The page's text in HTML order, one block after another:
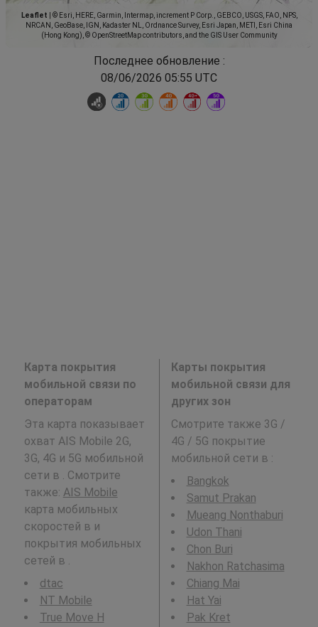
Leaflet
© Esri, HERE, Garmin, Intermap, increment P Corp., GEBCO, USGS, FAO, NPS,
NRCAN, GeoBase, IGN, Kadaster NL, Ordnance Survey, Esri Japan, METI, Esri China
(Hong Kong), © OpenStreetMap contributors, and the GIS User Community
Последнее обновление :
08/06/2026 05:55 UTC
Карта покрытия
мобильной связи по
операторам
Эта карта показывает
охват AIS Mobile 2G,
3G, 4G и 5G мобильной
сети в . Смотрите
также: AIS Mobile
карта мобильных
скоростей в и
покрытия мобильных
сетей в .
dtac
NT Mobile
True Move H
Карты покрытия
мобильной связи для
других зон
Смотрите также 3G /
4G / 5G покрытие
мобильной сети в :
Bangkok
Samut Prakan
Mueang Nonthaburi
Udon Thani
Chon Buri
Nakhon Ratchasima
Chiang Mai
Hat Yai
Pak Kret